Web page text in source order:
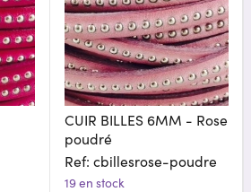
CUIR BILLES 6MM - Rose
poudré
Ref: cbillesrose-poudre
19 en stock